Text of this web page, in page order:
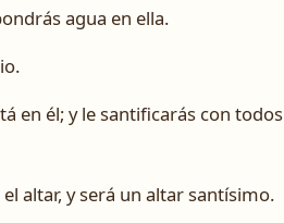
agua en ella.
en él; y le santificarás con
altar, y será un altar santísimo.